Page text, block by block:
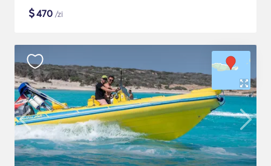
$470 /zi